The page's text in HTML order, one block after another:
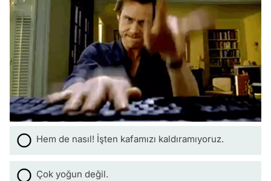
Hem de nasıl! İşten kafamızı kaldıramıyoruz.
Çok yoğun değil.